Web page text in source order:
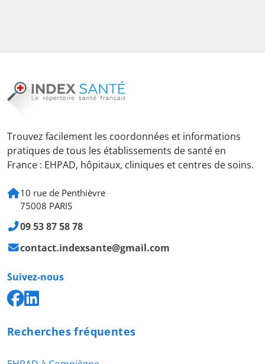
Trouvez facilement les coordonnées et informations
pratiques de tous les établissements de santé en
France : EHPAD, hôpitaux, cliniques et centres de soins.
10 rue de Penthièvre
75008 PARIS
09 53 87 58 78
contact.indexsante@gmail.com
Suivez-nous
Recherches fréquentes